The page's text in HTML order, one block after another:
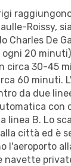
Roissy,
Charles De
20
circa 30-45
60 minuti.
da due
con
linea B. Lo
città ed è
l'aeroporto
navette